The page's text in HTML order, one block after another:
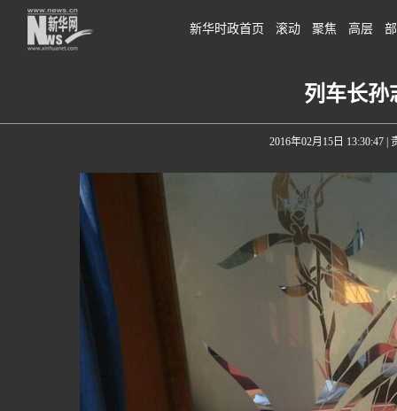
新华时政首页 滚动 聚焦 高层
列车长孙
2016年02月15日 13:30:47|